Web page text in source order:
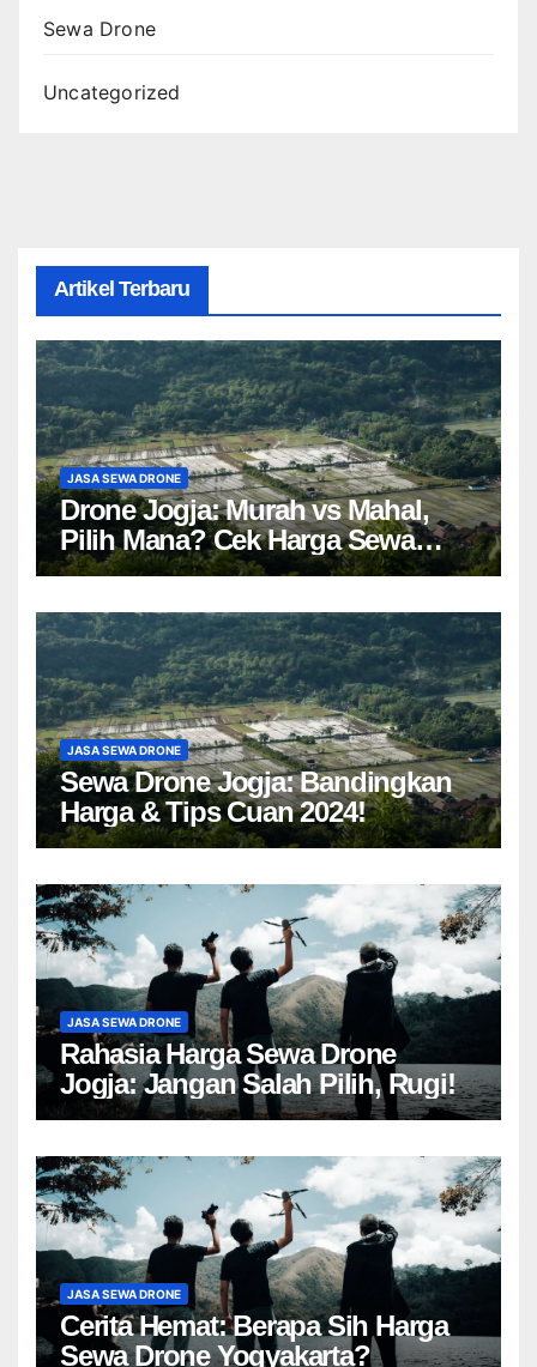
Sewa Drone
Uncategorized
Artikel Terbaru
JASA SEWA DRONE
Drone Jogja: Murah vs Mahal,
Pilih Mana? Cek Harga Sewa
Drone Yogyakarta!
JASA SEWA DRONE
Sewa Drone Jogja: Bandingkan
Harga & Tips Cuan 2024!
JASA SEWA DRONE
Rahasia Harga Sewa Drone
Jogja: Jangan Salah Pilih, Rugi!
JASA SEWA DRONE
Cerita Hemat: Berapa Sih Harga
Sewa Drone Yogyakarta?